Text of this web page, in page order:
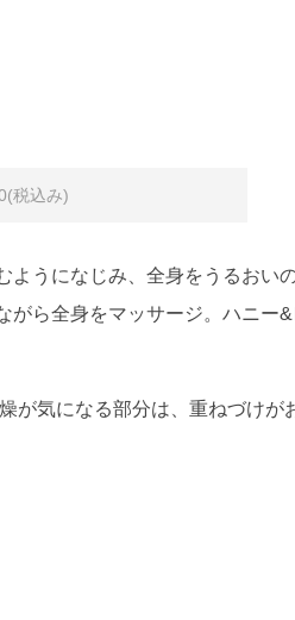
税込み)
うになじみ、全身をうるおい
がら全身をマッサージ。ハニー
が気になる部分は、重ねづけが